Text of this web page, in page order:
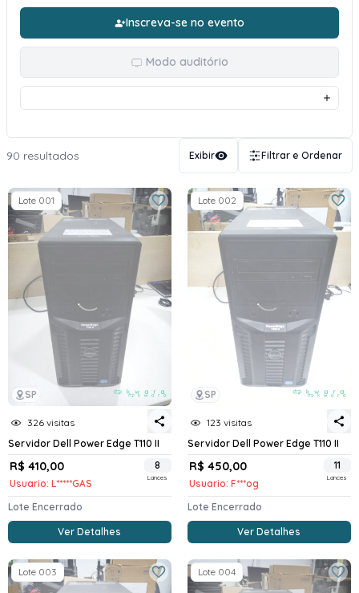
Inscreva-se no evento
Modo auditório
90 resultados Exibir Filtrar e Ordenar
SP
Lote 001
326 visitas
Servidor Dell Power Edge T110 II
R$ 410,00
Usuario: L*****GAS
8
Lances
Lote Encerrado
Ver Detalhes
SP
Lote 002
123 visitas
Servidor Dell Power Edge T110 II
R$ 450,00
Usuario: F***og
11
Lances
Lote Encerrado
Ver Detalhes
Lote 003 Lote 004